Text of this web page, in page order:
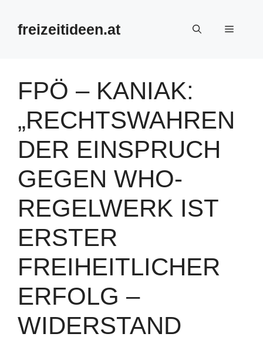
Inhalt
springenfreizeitideen.at Menü
FPÖ – KANIAK:
„RECHTSWAHREN
DER EINSPRUCH
GEGEN WHO-
REGELWERK IST
ERSTER
FREIHEITLICHER
ERFOLG –
WIDERSTAND